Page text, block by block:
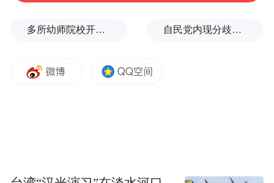
鸣成为常态。生态的优渥，成为珍稀生物的
鸭连续19年如约而至，朱鹮在丹霞群峰间成
更是文旅发展的坚实根基，让“天下绝”的自
多所幼师院校开设养老专业 自民党内现分歧，不少对华友好议员疏远高市内阁